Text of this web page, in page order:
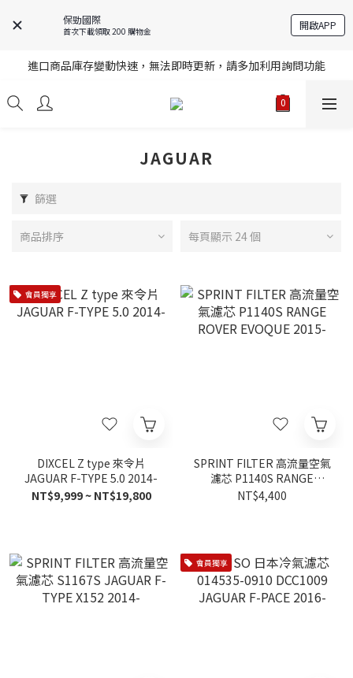
保勁國際
首次下載領取 200 購物金 開啟APP
註冊就送購物金，歡迎加入享更多優惠
註冊就送購物金，歡迎加入享更多優惠
進口商品庫存變動快速，無法即時更新，請多加利用詢問功能
註冊就送購物金，歡迎加入享更多優惠
JAGUAR
篩選
商品排序 每頁顯示 24 個
會員獨享
DIXCEL Z type 來令片
JAGUAR F-TYPE 5.0 2014-
NT$9,999 ~ NT$19,800
SPRINT FILTER 高流量空氣
濾芯 P1140S RANGE
ROVER EVOQUE 2015-
NT$4,400
會員獨享